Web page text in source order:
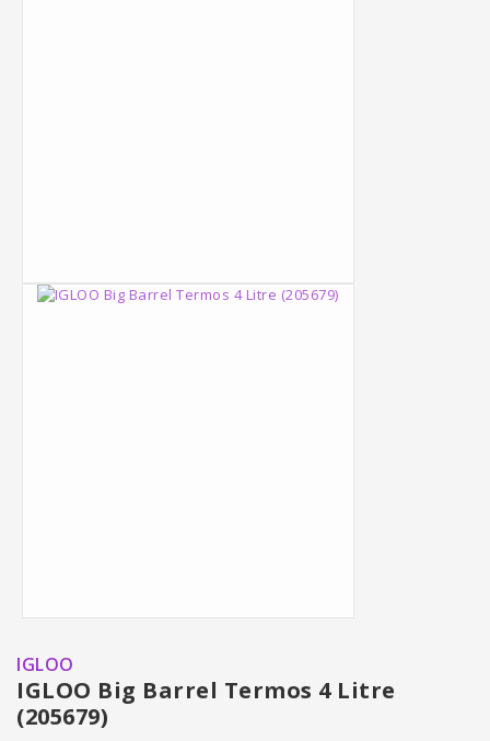
IGLOO
IGLOO Big Barrel Termos 4 Litre
(205679)